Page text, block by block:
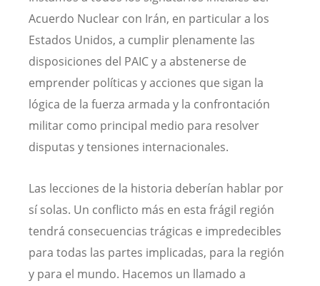
Acuerdo Nuclear con Irán, en particular a los
Estados Unidos, a cumplir plenamente las
disposiciones del PAIC y a abstenerse de
emprender políticas y acciones que sigan la
lógica de la fuerza armada y la confrontación
militar como principal medio para resolver
disputas y tensiones internacionales.
Las lecciones de la historia deberían hablar por
sí solas. Un conflicto más en esta frágil región
tendrá consecuencias trágicas e impredecibles
para todas las partes implicadas, para la región
y para el mundo. Hacemos un llamado a